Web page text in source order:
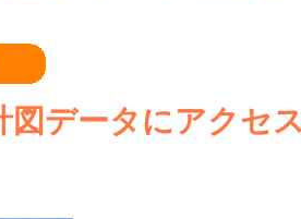
図データにアクセ